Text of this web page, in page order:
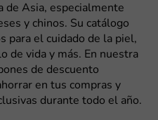
de Asia, especialmente
y chinos. Su catálogo
para el cuidado de la piel,
de vida y más. En nuestra
de descuento
en tus compras y
durante todo el año.